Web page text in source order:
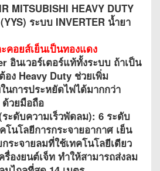
MITSUBISHI HEAVY DUTY
ระบบ INVERTER น้ำยา
คอยส์เย็นเป็นทองแดง
อินเวอร์เตอร์แท้ทั้งระบบ ถ้าเป็น
ง Heavy Duty ช่วยเพิ่ม
นการประหยัดไฟได้มากกว่า
ด้วยมือถือ
ระดับความเร็วพัดลม): 6 ระดับ
โนโลยีการกระจายอากาศ เย็น
ระจายลมที่ใช้เทคโนโลยีเดียว
รื่องยนต์เจ็ท ทำให้สามารถส่งลม